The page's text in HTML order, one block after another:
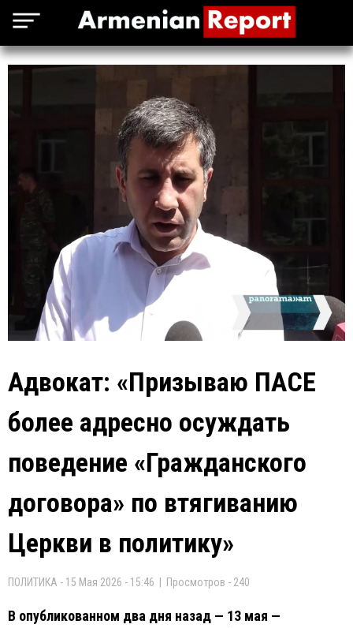
Адвокат: «Призываю ПАСЕ
более адресно осуждать
поведение «Гражданского
договора» по втягиванию
Церкви в политику»
ПОЛИТИКА - 15 Мая 2026 - 15:46 | Просмотров - 240
В опубликованном два дня назад — 13 мая —